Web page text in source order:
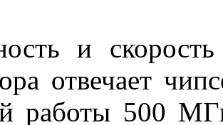
и
отвечает
работы 500